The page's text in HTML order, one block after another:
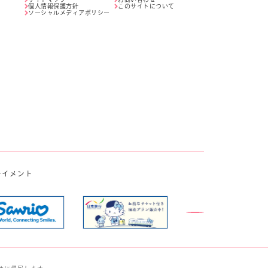
個人情報保護方針
このサイトについて
ソーシャルメディアポリシー
メント